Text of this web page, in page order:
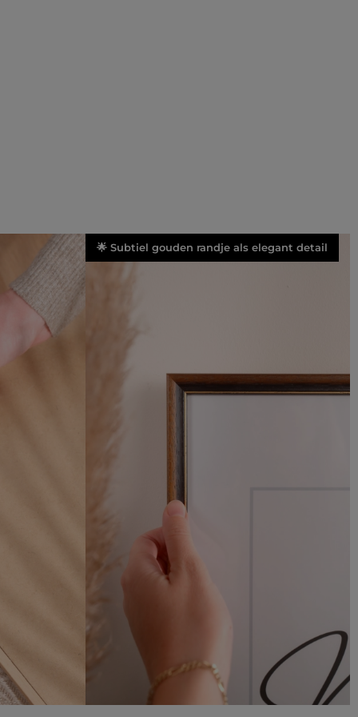
🌟 Subtiel gouden randje als elegant detail